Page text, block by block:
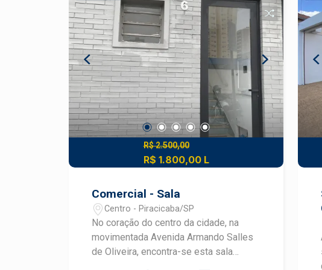
seu comércio em uma localização
estratégica, com grande potencial de
atendimento ao público. Construa seu
futuro com quem é agente de
desenvolvimento do mercado
imobiliário de Piracicaba. Agende sua
visita!
R$ 2.500,00
R$ 1.800,00 L
Comercial - Sala
Centro - Piracicaba/SP
No coração do centro da cidade, na
movimentada Avenida Armando Salles
de Oliveira, encontra-se esta sala